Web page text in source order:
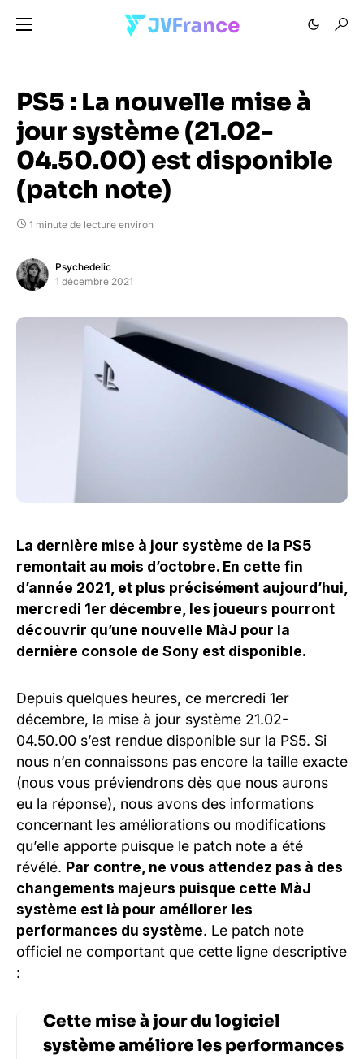
PS5 : La nouvelle mise à
jour système (21.02-
04.50.00) est disponible
(patch note)
1 minute de lecture environ
Psychedelic
1 décembre 2021
La dernière mise à jour système de la PS5
remontait au mois d’octobre. En cette fin
d’année 2021, et plus précisément aujourd’hui,
mercredi 1er décembre, les joueurs pourront
découvrir qu’une nouvelle MàJ pour la
dernière console de Sony est disponible.
Depuis quelques heures, ce mercredi 1er
décembre, la mise à jour système 21.02-
04.50.00 s’est rendue disponible sur la PS5. Si
nous n’en connaissons pas encore la taille exacte
(nous vous préviendrons dès que nous aurons
eu la réponse), nous avons des informations
concernant les améliorations ou modifications
qu’elle apporte puisque le patch note a été
révélé. Par contre, ne vous attendez pas à des
changements majeurs puisque cette MàJ
système est là pour améliorer les
performances du système. Le patch note
officiel ne comportant que cette ligne descriptive
:
Cette mise à jour du logiciel
système améliore les performances